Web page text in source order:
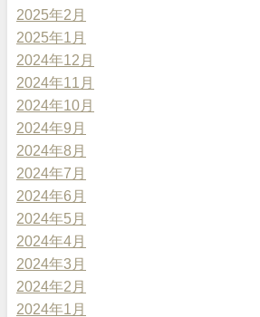
2025年2月
2025年1月
2024年12月
2024年11月
2024年10月
2024年9月
2024年8月
2024年7月
2024年6月
2024年5月
2024年4月
2024年3月
2024年2月
2024年1月